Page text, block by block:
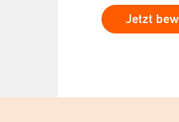
Jetzt